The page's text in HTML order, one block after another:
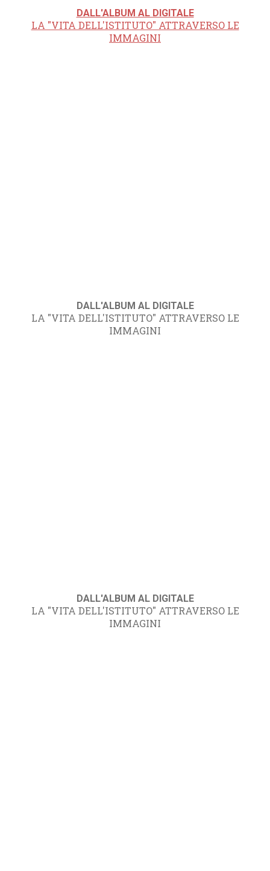
DALL'ALBUM AL DIGITALE
LA "VITA DELL'ISTITUTO" ATTRAVERSO LE
IMMAGINI
DALL'ALBUM AL DIGITALE
LA "VITA DELL'ISTITUTO" ATTRAVERSO LE
IMMAGINI
DALL'ALBUM AL DIGITALE
LA "VITA DELL'ISTITUTO" ATTRAVERSO LE
IMMAGINI